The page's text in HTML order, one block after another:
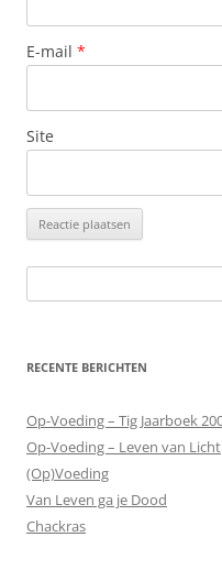
E-mail *
Site
naar:
RECENTE BERICHTEN
Op-Voeding – Tig Jaarboek
Op-Voeding – Leven van Licht
(Op)Voeding
Van Leven ga je Dood
Chackras